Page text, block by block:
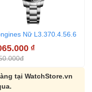
Nữ L3.370.4.56.6
₫
tại WatchStore.vn